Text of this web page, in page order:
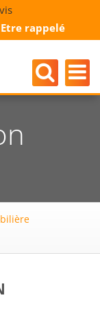
Etre rappelé